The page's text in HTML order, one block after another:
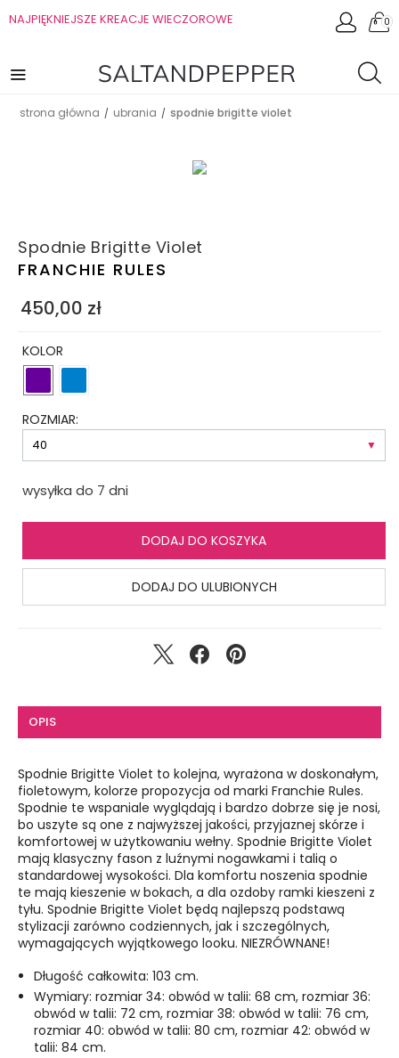
NAJPIĘKNIEJSZE KREACJE WIECZOROWE 0
strona główna / ubrania / spodnie brigitte violet
Spodnie Brigitte Violet
FRANCHIE RULES
450,00 zł
KOLOR
ROZMIAR:
wysyłka do 7 dni
DODAJ DO KOSZYKA
DODAJ DO ULUBIONYCH
OPIS
Spodnie Brigitte Violet to kolejna, wyrażona w doskonałym,
fioletowym, kolorze propozycja od marki Franchie Rules.
Spodnie te wspaniale wyglądają i bardzo dobrze się je nosi,
bo uszyte są one z najwyższej jakości, przyjaznej skórze i
komfortowej w użytkowaniu wełny. Spodnie Brigitte Violet
mają klasyczny fason z luźnymi nogawkami i talią o
standardowej wysokości. Dla komfortu noszenia spodnie
te mają kieszenie w bokach, a dla ozdoby ramki kieszeni z
tyłu. Spodnie Brigitte Violet będą najlepszą podstawą
stylizacji zarówno codziennych, jak i szczególnych,
wymagających wyjątkowego looku. NIEZRÓWNANE!
Długość całkowita: 103 cm.
Wymiary: rozmiar 34: obwód w talii: 68 cm, rozmiar 36:
obwód w talii: 72 cm, rozmiar 38: obwód w talii: 76 cm,
rozmiar 40: obwód w talii: 80 cm, rozmiar 42: obwód w
talii: 84 cm.